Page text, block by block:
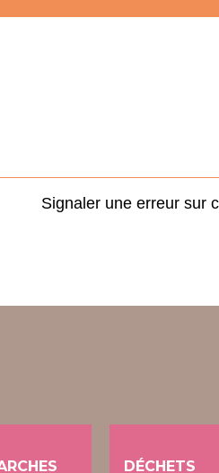
Signaler une erreur sur
DÉCHETS